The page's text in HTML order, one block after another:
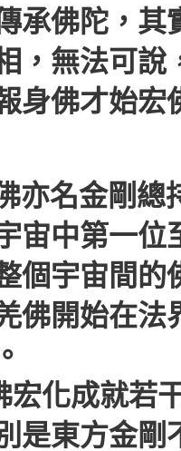
承佛陀，其
，無法可說
身佛才始宏
名金剛總
宙中第一
個宇宙間的
佛開始在法
宏化成就若
是東方金剛